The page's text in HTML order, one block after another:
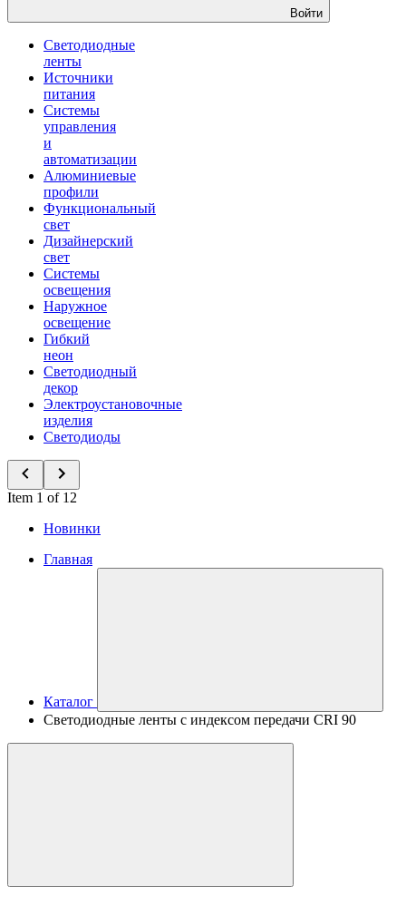
Войти
Светодиодные
ленты
Источники
питания
Системы
управления
и
автоматизации
Алюминиевые
профили
Функциональный
свет
Дизайнерский
свет
Системы
освещения
Наружное
освещение
Гибкий
неон
Светодиодный
декор
Электроустановочные
изделия
Светодиоды
Item 1 of 12
Новинки
Главная
Каталог
Светодиодные ленты с индексом передачи CRI 90